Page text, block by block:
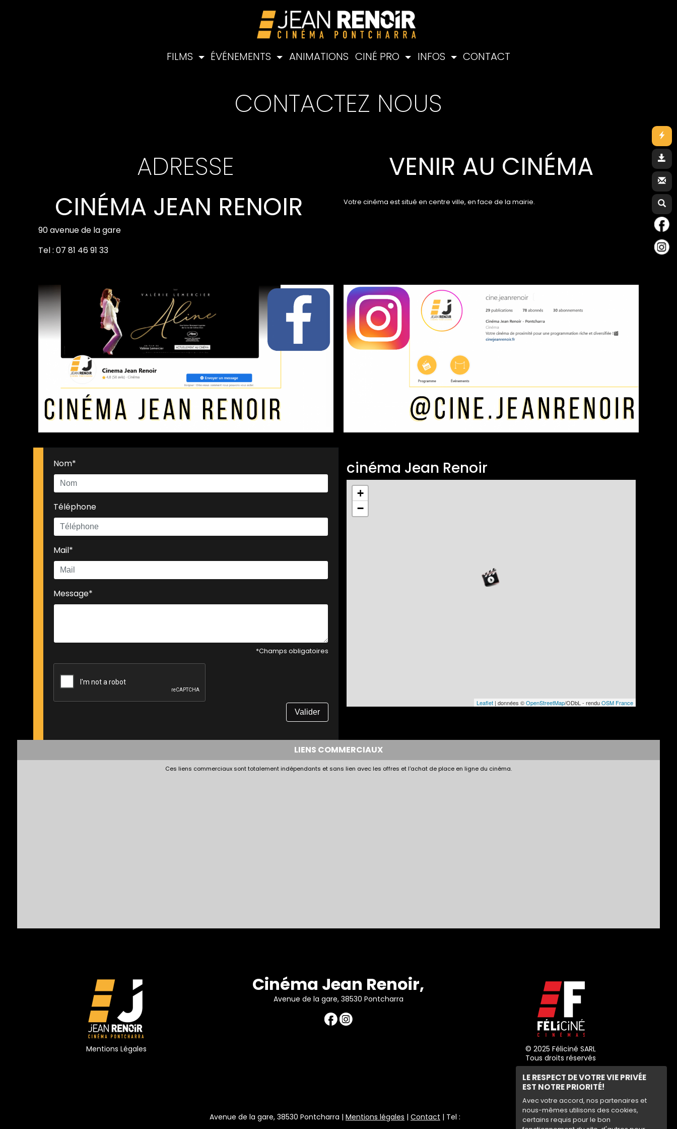
LE RESPECT DE VOTRE VIE PRIVÉE
EST NOTRE PRIORITÉ!
Avec votre accord, nos partenaires et
nous-mêmes utilisons des cookies,
certains requis pour le bon
FILMS ÉVÉNEMENTS ANIMATIONS CINÉ PRO INFOS CONTACT
CONTACTEZ NOUS
ADRESSE
CINÉMA JEAN RENOIR
90 avenue de la gare
Tel : 07 81 46 91 33
VENIR AU CINÉMA
Votre cinéma est situé en centre ville, en face de la mairie.
Nom*
Téléphone
Mail*
Message*
*Champs obligatoires
Valider
cinéma Jean Renoir
+
−
Leaflet | données ©OpenStreetMap/ODbL - renduOSM France
LIENS COMMERCIAUX
Ces liens commerciaux sont totalement indépendants et sans lien avec les offres et l'achat de place en ligne du cinéma.
Mentions Légales
Cinéma Jean Renoir,
Avenue de la gare, 38530 Pontcharra
© 2025 Féliciné SARL
Tous droits réservés
Avenue de la gare, 38530 Pontcharra | Mentions légales | Contact | Tel :